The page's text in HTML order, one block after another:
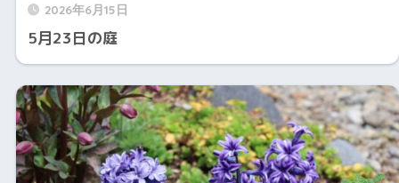
2026年6月15日
5月23日の庭